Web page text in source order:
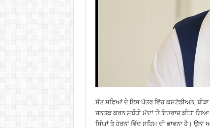
ਸੱਤ ਸਫਿਆਂ ਦੇ ਇਸ ਪੱਤਰ ਵਿੱਚ ਕਸਟੋਡੀਅਨ, ਬੀੜਾ
ਜਨਤਕ ਕਰਨ ਸਬੰਧੀ ਮੱਦਾਂ ’ਤੇ ਇਤਰਾਜ਼ ਕੀਤਾ
ਸਿੰਘਾਂ ਤੇ ਹੋਰਨਾਂ ਵਿੱਚ ਸਹਿਮ ਦੀ ਭਾਵਨਾ ਹੈ।